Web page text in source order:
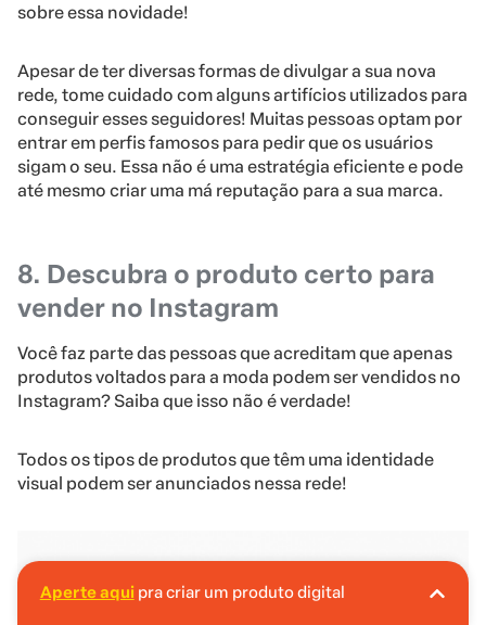
sobre essa novidade!
Apesar de ter diversas formas de divulgar a sua nova
rede, tome cuidado com alguns artifícios utilizados para
conseguir esses seguidores! Muitas pessoas optam por
entrar em perfis famosos para pedir que os usuários
sigam o seu. Essa não é uma estratégia eficiente e pode
até mesmo criar uma má reputação para a sua marca.
8. Descubra o produto certo para
vender no Instagram
Você faz parte das pessoas que acreditam que apenas
produtos voltados para a moda podem ser vendidos no
Instagram? Saiba que isso não é verdade!
Todos os tipos de produtos que têm uma identidade
visual podem ser anunciados nessa rede!
A Hotmart é o lugar certo pra você criar seu
Aperte aqui pra criar um produto digital